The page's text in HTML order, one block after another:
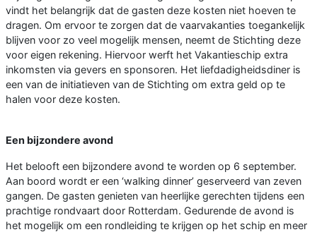
vindt het belangrijk dat de gasten deze kosten niet hoeven te
dragen. Om ervoor te zorgen dat de vaarvakanties toegankelijk
blijven voor zo veel mogelijk mensen, neemt de Stichting deze
voor eigen rekening. Hiervoor werft het Vakantieschip extra
inkomsten via gevers en sponsoren. Het liefdadigheidsdiner is
een van de initiatieven van de Stichting om extra geld op te
halen voor deze kosten.
Een bijzondere avond
Het belooft een bijzondere avond te worden op 6 september.
Aan boord wordt er een ‘walking dinner’ geserveerd van zeven
gangen. De gasten genieten van heerlijke gerechten tijdens een
prachtige rondvaart door Rotterdam. Gedurende de avond is
het mogelijk om een rondleiding te krijgen op het schip en meer